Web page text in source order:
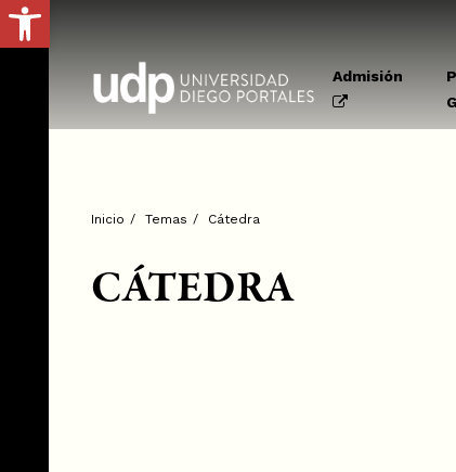
Admisión
Inicio / Temas / Cátedra
CÁTEDRA